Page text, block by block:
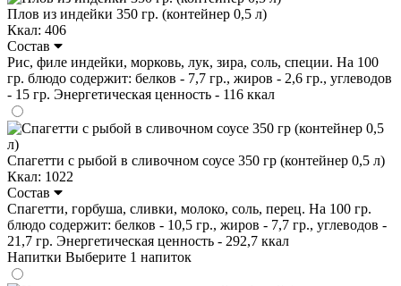
Плов из индейки 350 гр. (контейнер 0,5 л)
Ккал: 406
Состав
Рис, филе индейки, морковь, лук, зира, соль, специи. На 100
гр. блюдо содержит: белков - 7,7 гр., жиров - 2,6 гр., углеводов
- 15 гр. Энергетическая ценность - 116 ккал
Спагетти с рыбой в сливочном соусе 350 гр (контейнер 0,5 л)
Ккал: 1022
Состав
Спагетти, горбуша, сливки, молоко, соль, перец. На 100 гр.
блюдо содержит: белков - 10,5 гр., жиров - 7,7 гр., углеводов -
21,7 гр. Энергетическая ценность - 292,7 ккал
Напитки Выберите 1 напиток